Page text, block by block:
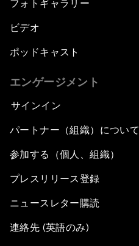
フォトギャラリー
ビデオ
ポッドキャスト
エンゲージメント
サインイン
パートナー（組織）について
参加する（個人、組織）
プレスリリース登録
ニュースレター購読
連絡先 (英語のみ)